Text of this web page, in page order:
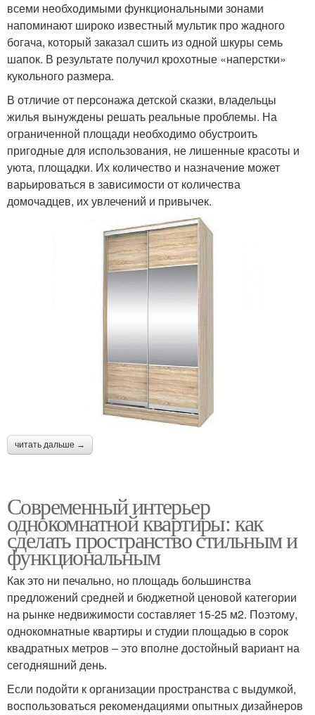
всеми необходимыми функциональными зонами
напоминают широко известный мультик про жадного
богача, который заказал сшить из одной шкуры семь
шапок. В результате получил крохотные «наперстки»
кукольного размера.
В отличие от персонажа детской сказки, владельцы
жилья вынуждены решать реальные проблемы. На
ограниченной площади необходимо обустроить
пригодные для использования, не лишенные красоты и
уюта, площадки. Их количество и назначение может
варьироваться в зависимости от количества
домочадцев, их увлечений и привычек.
читать дальше →
Современный интерьер
однокомнатной квартиры: как
сделать пространство стильным и
функциональным
Как это ни печально, но площадь большинства
предложений средней и бюджетной ценовой категории
на рынке недвижимости составляет 15-25 м2. Поэтому,
однокомнатные квартиры и студии площадью в сорок
квадратных метров – это вполне достойный вариант на
сегодняшний день.
Если подойти к организации пространства с выдумкой,
воспользоваться рекомендациями опытных дизайнеров